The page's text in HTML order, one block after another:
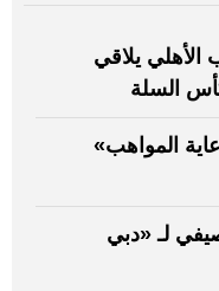
الأهلي يلاقي
السلة
المواهب»
لـ «دبي